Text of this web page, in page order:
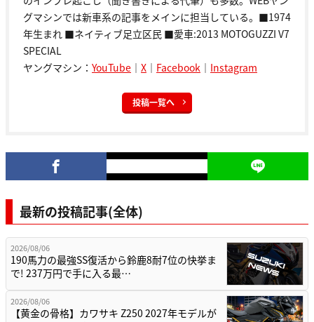
グマシンでは新車系の記事をメインに担当している。■1974
年生まれ ■ネイティブ足立区民 ■愛車:2013 MOTOGUZZI V7
SPECIAL
ヤングマシン： YouTube ｜ X ｜ Facebook ｜ Instagram
投稿一覧へ
最新の投稿記事(全体)
2026/08/06
190馬力の最強SS復活から鈴鹿8耐7位の快挙ま
で! 237万円で手に入る最…
2026/08/06
【黄金の骨格】カワサキ Z250 2027年モデルが